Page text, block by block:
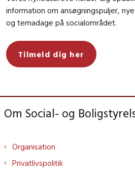
information om ansøgningspuljer,
og temadage på socialområdet.
Tilmeld dig her
Om Social- og
Organisation
Privatlivspolitik